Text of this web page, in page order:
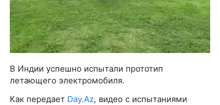
В Индии успешно испытали прототип
летающего электромобиля.
Как передает Day.Az, видео с испытаниями